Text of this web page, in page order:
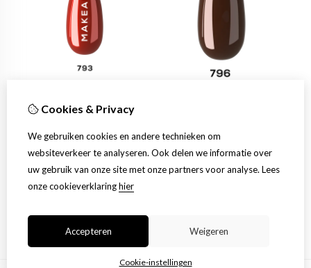
Makear
7,99
Bestellen
7,99
Bestellen
Cookies & Privacy
We gebruiken cookies en andere technieken om
websiteverkeer te analyseren. Ook delen we informatie over
uw gebruik van onze site met onze partners voor analyse. Lees
onze cookieverklaringhier
Accepteren Weigeren
Cookie-instellingen